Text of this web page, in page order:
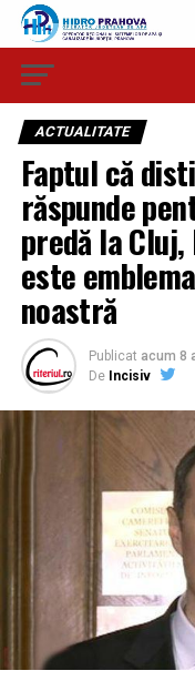
ACTUALITATE
Faptul că
răspunde
predă la Cluj,
este
noastră
Publicat acum 8
De Incisiv